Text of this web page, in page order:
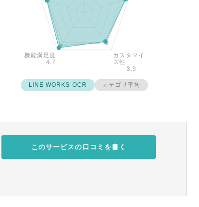
LINE WORKS OCR カテゴリ平均
このサービスの口コミを書く